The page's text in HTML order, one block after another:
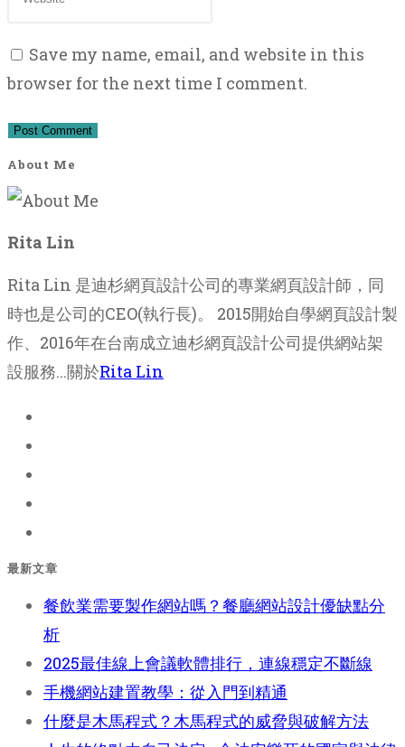
Save my name, email, and website in this
browser for the next time I comment.
About Me
Rita Lin
Rita Lin 是迪杉網頁設計公司的專業網頁設計師，同
時也是公司的CEO(執行長)。 2015開始自學網頁設計製
作、2016年在台南成立迪杉網頁設計公司提供網站架
設服務...關於Rita Lin
最新文章
餐飲業需要製作網站嗎？餐廳網站設計優缺點分
析
2025最佳線上會議軟體排行，連線穩定不斷線
手機網站建置教學：從入門到精通
什麼是木馬程式？木馬程式的威脅與破解方法